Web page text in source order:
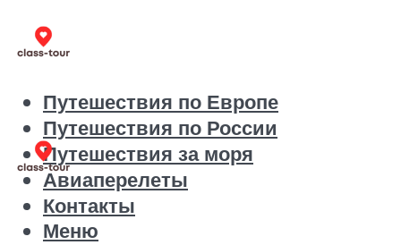
Путешествия по Европе
Путешествия по России
Путешествия за моря
Авиаперелеты
Контакты
Меню